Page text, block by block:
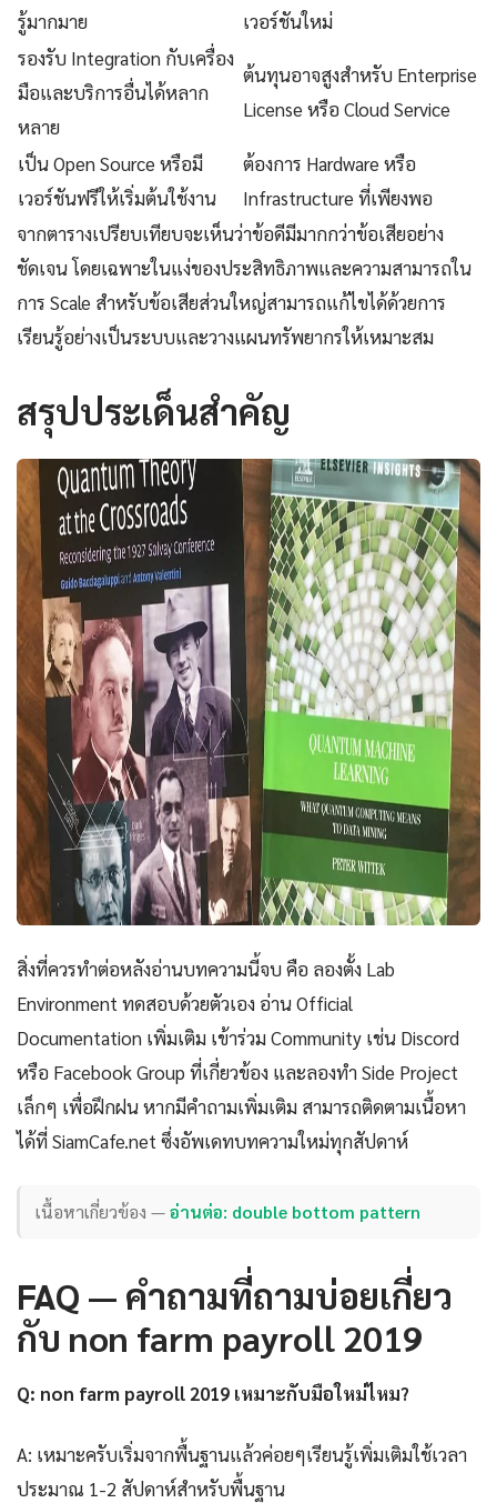
รู้มากมาย
เวอร์ชันใหม่
รองรับ Integration กับเครื่อง
มือและบริการอื่นได้หลาก
หลาย
ต้นทุนอาจสูงสำหรับ Enterprise
License หรือ Cloud Service
เป็น Open Source หรือมี
เวอร์ชันฟรีให้เริ่มต้นใช้งาน
ต้องการ Hardware หรือ
Infrastructure ที่เพียงพอ
จากตารางเปรียบเทียบจะเห็นว่าข้อดีมีมากกว่าข้อเสียอย่าง
ชัดเจน โดยเฉพาะในแง่ของประสิทธิภาพและความสามารถใน
การ Scale สำหรับข้อเสียส่วนใหญ่สามารถแก้ไขได้ด้วยการ
เรียนรู้อย่างเป็นระบบและวางแผนทรัพยากรให้เหมาะสม
สรุปประเด็นสำคัญ
สิ่งที่ควรทำต่อหลังอ่านบทความนี้จบ คือ ลองตั้ง Lab
Environment ทดสอบด้วยตัวเอง อ่าน Official
Documentation เพิ่มเติม เข้าร่วม Community เช่น Discord
หรือ Facebook Group ที่เกี่ยวข้อง และลองทำ Side Project
เล็กๆ เพื่อฝึกฝน หากมีคำถามเพิ่มเติม สามารถติดตามเนื้อหา
ได้ที่ SiamCafe.net ซึ่งอัพเดทบทความใหม่ทุกสัปดาห์
เนื้อหาเกี่ยวข้อง —อ่านต่อ: double bottom pattern
FAQ — คำถามที่ถามบ่อยเกี่ยว
กับ non farm payroll 2019
Q: non farm payroll 2019 เหมาะกับมือใหม่ไหม?
A: เหมาะครับเริ่มจากพื้นฐานแล้วค่อยๆเรียนรู้เพิ่มเติมใช้เวลา
ประมาณ 1-2 สัปดาห์สำหรับพื้นฐาน